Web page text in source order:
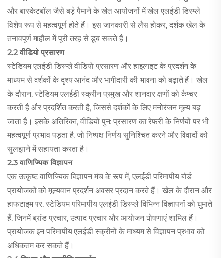
और बास्केटबॉल जैसे बड़े पैमाने के खेल आयोजनों में खेल एलईडी डिस्प्ले
विशेष रूप से महत्वपूर्ण होते हैं। इस जानकारी से लैस होकर, दर्शक खेल के
तनावपूर्ण माहौल में पूरी तरह से डूब सकते हैं।
2.2 वीडियो प्रसारण
स्टेडियम एलईडी डिस्प्ले वीडियो प्रसारण और हाइलाइट के प्रदर्शन के
माध्यम से दर्शकों के दृश्य आनंद और भागीदारी की भावना को बढ़ाते हैं। खेल
के दौरान, स्टेडियम एलईडी स्क्रीन प्रमुख और शानदार क्षणों को कैप्चर
करती है और प्रदर्शित करती है, जिससे दर्शकों के लिए मनोरंजन मूल्य बढ़
जाता है। इसके अतिरिक्त, वीडियो पुन: प्रसारण का रेफरी के निर्णयों पर भी
महत्वपूर्ण प्रभाव पड़ता है, जो निष्पक्ष निर्णय सुनिश्चित करने और विवादों को
सुलझाने में सहायता करता है।
2.3 वाणिज्यिक विज्ञापन
एक उत्कृष्ट वाणिज्यिक विज्ञापन मंच के रूप में, एलईडी परिमापीय बोर्ड
प्रायोजकों को मूल्यवान प्रदर्शन अवसर प्रदान करते हैं। खेल के दौरान और
हाफटाइम पर, स्टेडियम परिमापीय एलईडी डिस्प्ले विभिन्न विज्ञापनों को घुमाते
हैं, जिनमें ब्रांड प्रचार, उत्पाद प्रचार और आयोजन घोषणाएं शामिल हैं।
प्रायोजक इन परिमापीय एलईडी स्क्रीनों के माध्यम से विज्ञापन प्रभाव को
अधिकतम कर सकते हैं।